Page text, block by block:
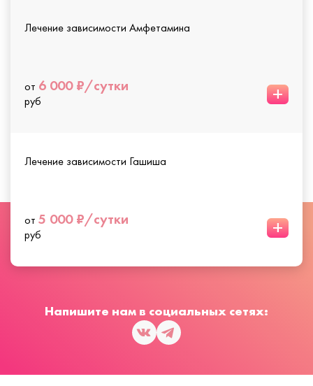
Лечение зависимости Амфетамина
от 6 000 ₽/сутки
руб +
Лечение зависимости Гашиша
от 5 000 ₽/сутки
руб +
Напишите нам в социальных сетях: